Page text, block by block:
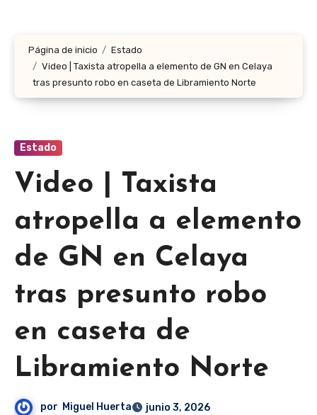
Página de inicio
Estado
Video | Taxista atropella a elemento de GN en Celaya
tras presunto robo en caseta de Libramiento Norte
Estado
Video | Taxista
atropella a elemento
de GN en Celaya
tras presunto robo
en caseta de
Libramiento Norte
por Miguel Huerta junio 3, 2026